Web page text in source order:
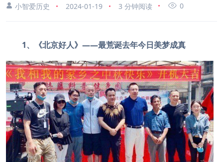
小智爱历史 2024-01-19 3 分钟阅读 0
1、《北京好人》——最荒诞去年今日美梦成真